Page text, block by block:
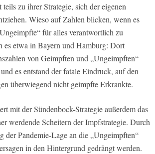
teils zu ihrer Strategie, sich der eigenen
Wieso auf Zahlen blicken, wenn es
für alles verantwortlich zu
es etwa in Bayern und Hamburg: Dort
von Geimpften und „Ungeimpften“
es entstand der fatale Eindruck, auf den
überwiegend nicht geimpfte Erkrankte.
mit der Sündenbock-Strategie außerdem das
werdende Scheitern der Impfstrategie. Durch
der Pandemie-Lage an die „Ungeimpften“
in den Hintergrund gedrängt werden.